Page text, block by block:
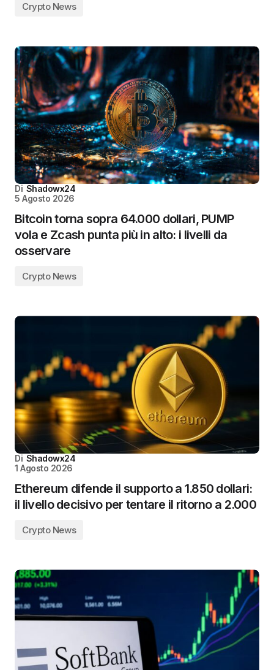
Crypto News
Di Shadowx24
5 Agosto 2026
Bitcoin torna sopra 64.000 dollari, PUMP
vola e Zcash punta più in alto: i livelli da
osservare
Crypto News
Di Shadowx24
1 Agosto 2026
Ethereum difende il supporto a 1.850 dollari:
il livello decisivo per tentare il ritorno a 2.000
Crypto News